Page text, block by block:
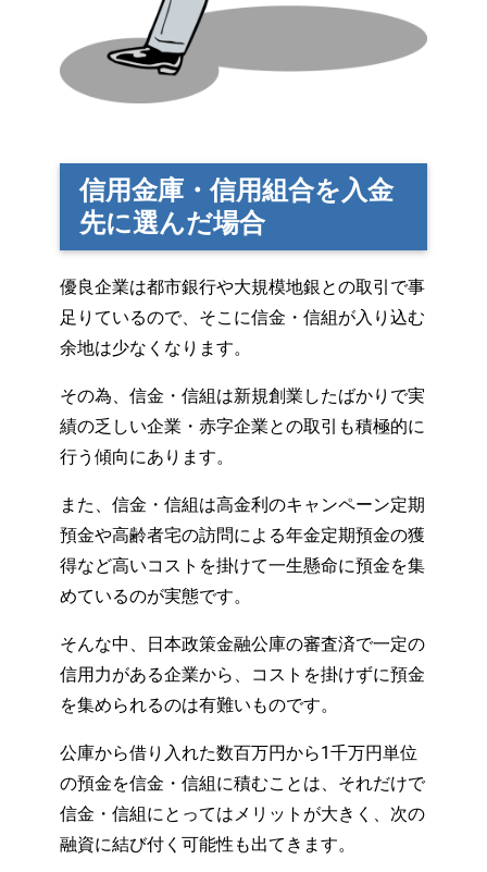
信用金庫・信用組合を入金
先に選んだ場合
優良企業は都市銀行や大規模地銀との取引で事
足りているので、そこに信金・信組が入り込む
余地は少なくなります。
その為、信金・信組は新規創業したばかりで実
績の乏しい企業・赤字企業との取引も積極的に
行う傾向にあります。
また、信金・信組は高金利のキャンペーン定期
預金や高齢者宅の訪問による年金定期預金の獲
得など高いコストを掛けて一生懸命に預金を集
めているのが実態です。
そんな中、日本政策金融公庫の審査済で一定の
信用力がある企業から、コストを掛けずに預金
を集められるのは有難いものです。
公庫から借り入れた数百万円から1千万円単位
の預金を信金・信組に積むことは、それだけで
信金・信組にとってはメリットが大きく、次の
融資に結び付く可能性も出てきます。